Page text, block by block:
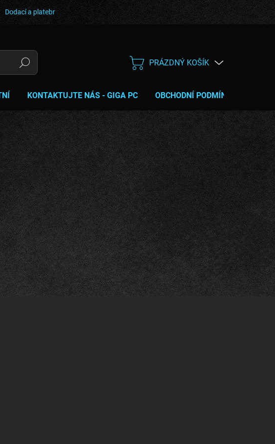
Dodací a platební podmínky Poučení o právu na odstoupení od smlouvy Servis
Hledat
NÁKUPNÍ
PRÁZDNÝ KOŠÍK
KONTAKTUJTE NÁS - GIGA PC OBCHODNÍ PODMÍNKY